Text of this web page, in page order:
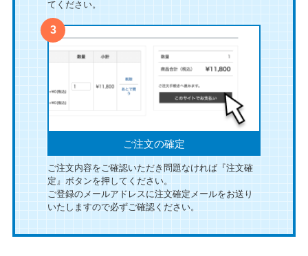
てください。
ご注文の確定
ご注文内容をご確認いただき問題なければ『注文確
定』ボタンを押してください。
ご登録のメールアドレスに注文確定メールをお送り
いたしますので必ずご確認ください。